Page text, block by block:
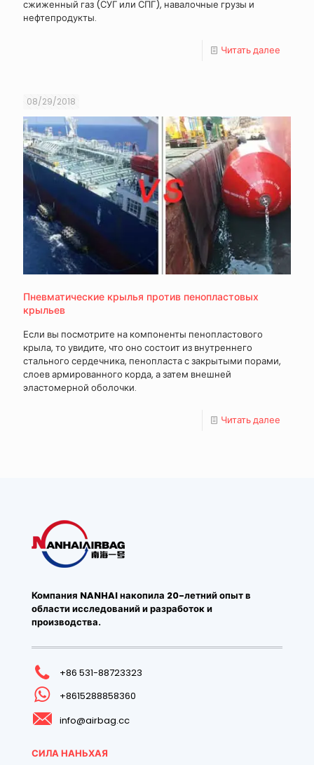
сжиженный газ (СУГ или СПГ), навалочные грузы и
нефтепродукты.
Читать далее
08/29/2018
Пневматические крылья против пенопластовых
крыльев
Если вы посмотрите на компоненты пенопластового
крыла, то увидите, что оно состоит из внутреннего
стального сердечника, пенопласта с закрытыми порами,
слоев армированного корда, а затем внешней
эластомерной оболочки.
Читать далее
Компания NANHAI накопила 20-летний опыт в
области исследований и разработок и
производства.
+86 531-88723323
+8615288858360
info@airbag.cc
СИЛА НАНЬХАЯ